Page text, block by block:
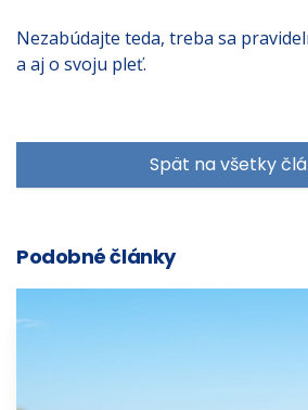
Nezabúdajte teda, treba sa
a aj o svoju pleť.
Spät na všetky
Podobné články